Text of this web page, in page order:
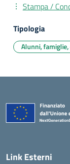
Stampa /
Tipologia
Alunni, famiglie,
Link Esterni